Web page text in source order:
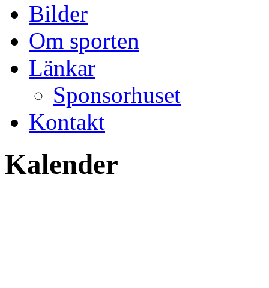
Bilder
Om sporten
Länkar
Sponsorhuset
Kontakt
Kalender